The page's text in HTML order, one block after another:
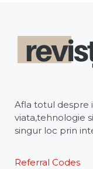
Afla totul despre
viata,tehnologie
singur loc prin
Referral Codes